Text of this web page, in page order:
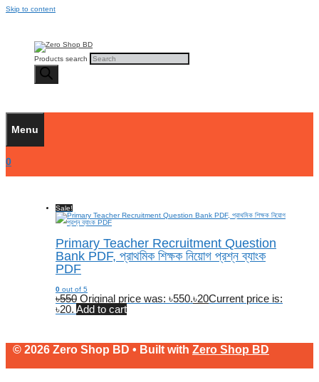
Skip to content
Products search
Menu
0
Sale!
Primary Teacher Recruitment Question
Bank PDF, প্রাথমিক শিক্ষক নিয়োগ প্রশ্ন ব্যাংক
PDF
0 out of 5
৳550 Original price was: ৳550.৳20Current price is:
৳20. Add to cart
© 2026 Zero Shop BD • Built with Zero Shop BD